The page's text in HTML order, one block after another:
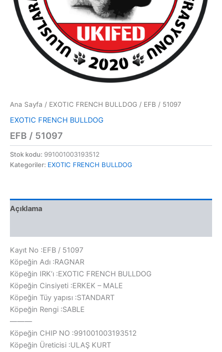
Ana Sayfa / EXOTIC FRENCH BULLDOG / EFB / 51097
EXOTIC FRENCH BULLDOG
EFB / 51097
Stok kodu: 991001003193512
Kategoriler: EXOTIC FRENCH BULLDOG
Açıklama
Kayıt No :EFB / 51097
Köpeğin Adı :RAGNAR
Köpeğin IRK’ı :EXOTIC FRENCH BULLDOG
Köpeğin Cinsiyeti :ERKEK – MALE
Köpeğin Tüy yapısı :STANDART
Köpeğin Rengi :SABLE
———
Köpeğin CHIP NO :991001003193512
Köpeğin Üreticisi :ULAŞ KURT